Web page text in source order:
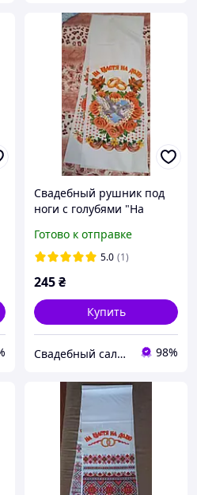
Свадебный рушник под
ноги с голубями "На
Готово к отправке
5.0 (1)
245₴
Купить
Свадебный салон "ПРИНЦЕССА" 98%